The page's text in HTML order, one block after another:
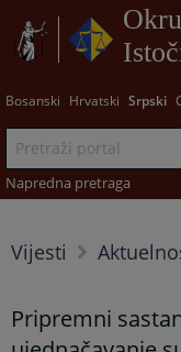
Bosanski Hrvatski Srpski
Napredna pretraga
Vijesti
Pripremni